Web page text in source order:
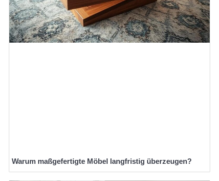
Warum maßgefertigte Möbel langfristig überzeugen?